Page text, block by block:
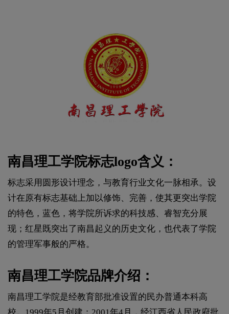
南昌理工学院标志logo含义：
标志采用圆形设计理念，与教育行业文化一脉相承。设
计在原有标志基础上加以修饰、完善，使其更突出学院
的特色，蓝色，将学院所诉求的科技感、睿智充分展
现；红星既突出了南昌起义的历史文化，也代表了学院
的管理军事般的严格。
南昌理工学院品牌介绍：
南昌理工学院是经教育部批准设置的民办普通本科高
校。1999年5月创建；2001年4月，经江西省人民政府批